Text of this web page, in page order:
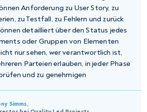
Anforderung zu User Story, zu
zu Testfall, zu Fehlern und zurück
detailliert über den Status jedes
oder Gruppen von Elementen
nur sehen, wer verantwortlich ist,
Parteien erlauben, in jeder Phase
und zu genehmigen
Simms,